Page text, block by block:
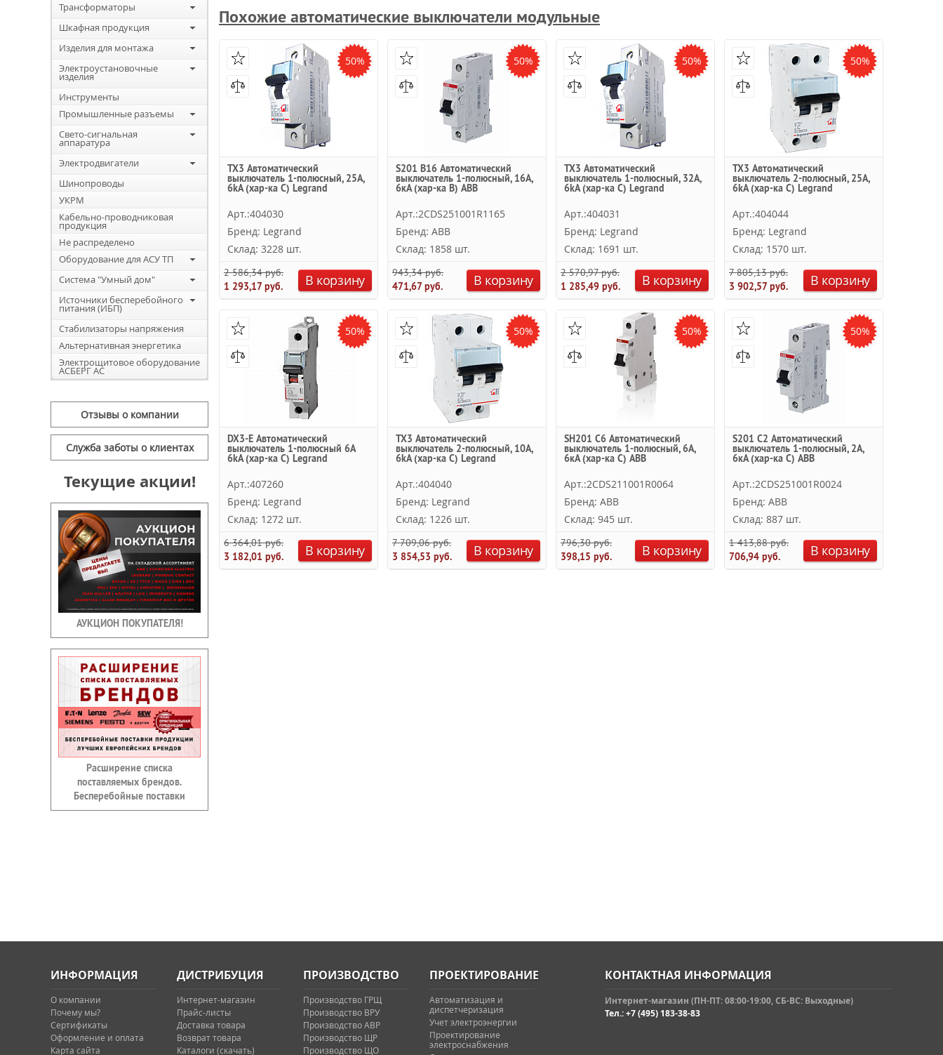
Трансформаторы
Шкафная продукция
Изделия для монтажа
Электроустановочные
изделия
Инструменты
Промышленные разъемы
Свето-сигнальная
аппаратура
Электродвигатели
Шинопроводы
УКРМ
Кабельно-проводниковая
продукция
Не распределено
Оборудование для АСУ ТП
Система "Умный дом"
Источники бесперебойного
питания (ИБП)
Стабилизаторы напряжения
Альтернативная энергетика
Электрощитовое оборудование
АСБЕРГ АС
Отзывы о компании
Служба заботы о клиентах
Текущие акции!
АУКЦИОН ПОКУПАТЕЛЯ!
Расширение списка
поставляемых брендов.
Бесперебойные поставки
Похожие автоматические выключатели модульные
50%
TX3 Автоматический
выключатель 1-полюсный, 25А,
6kА (хар-ка C) Legrand
Арт.:404030
Бренд: Legrand
Склад: 3228 шт.
2 586,34 руб.
1 293,17 руб.
В корзину
50%
S201 B16 Автоматический
выключатель 1-полюсный, 16А,
6кА (хар-ка B) ABB
Арт.:2CDS251001R1165
Бренд: ABB
Склад: 1858 шт.
943,34 руб.
471,67 руб.
В корзину
50%
TX3 Автоматический
выключатель 1-полюсный, 32А,
6kА (хар-ка C) Legrand
Арт.:404031
Бренд: Legrand
Склад: 1691 шт.
2 570,97 руб.
1 285,49 руб.
В корзину
50%
TX3 Автоматический
выключатель 2-полюсный, 25А,
6kА (хар-ка C) Legrand
Арт.:404044
Бренд: Legrand
Склад: 1570 шт.
7 805,13 руб.
3 902,57 руб.
В корзину
50%
DX3-E Автоматический
выключатель 1-полюсный 6A
6kA (хар-ка C) Legrand
Арт.:407260
Бренд: Legrand
Склад: 1272 шт.
6 364,01 руб.
3 182,01 руб.
В корзину
50%
TX3 Автоматический
выключатель 2-полюсный, 10А,
6kА (хар-ка C) Legrand
Арт.:404040
Бренд: Legrand
Склад: 1226 шт.
7 709,06 руб.
3 854,53 руб.
В корзину
50%
SH201 C6 Автоматический
выключатель 1-полюсный, 6А,
6кА (хар-ка C) ABB
Арт.:2CDS211001R0064
Бренд: ABB
Склад: 945 шт.
796,30 руб.
398,15 руб.
В корзину
50%
S201 C2 Автоматический
выключатель 1-полюсный, 2А,
6кА (хар-ка C) ABB
Арт.:2CDS251001R0024
Бренд: ABB
Склад: 887 шт.
1 413,88 руб.
706,94 руб.
В корзину
ИНФОРМАЦИЯ
О компании
Почему мы?
Сертификаты
Оформление и оплата
Карта сайта
ДИСТРИБУЦИЯ
Интернет-магазин
Прайс-листы
Доставка товара
Возврат товара
Каталоги (скачать)
ПРОИЗВОДСТВО
Производство ГРЩ
Производство ВРУ
Производство АВР
Производство ЩР
Производство ЩО
ПРОЕКТИРОВАНИЕ
Автоматизация и
диспетчеризация
Учет электроэнергии
Проектирование
электроснабжения
КОНТАКТНАЯ ИНФОРМАЦИЯ
Интернет-магазин (ПН-ПТ: 08:00-19:00, СБ-ВС: Выходные)
Тел.: +7 (495) 183-38-83